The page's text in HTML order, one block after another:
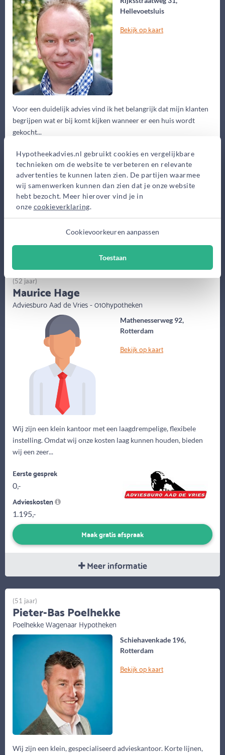
Hypotheekadvies.nl gebruikt cookies en vergelijkbare
technieken om de website te verbeteren en relevante
advertenties te kunnen laten zien. De partijen waarmee
wij samenwerken kunnen dan zien dat je onze website
hebt bezocht. Meer hierover vind je in
onze cookieverklaring.
Cookievoorkeuren aanpassen
Toestaan
Hellevoetsluis
Bekijk op kaart
Voor een duidelijk advies vind ik het belangrijk dat mijn klanten
begrijpen wat er bij komt kijken wanneer er een huis wordt
gekocht...
Eerste gesprek
0,-
Advieskosten
2.450,-
Maak gratis afspraak
Meer informatie
Mathenesserweg 92,
Rotterdam
Bekijk op kaart
Wij zijn een klein kantoor met een laagdrempelige, flexibele
instelling. Omdat wij onze kosten laag kunnen houden, bieden
wij een zeer...
(52 jaar)
Maurice Hage
Adviesburo Aad de Vries - 010hypotheken
Eerste gesprek
0,-
Advieskosten
1.195,-
Maak gratis afspraak
Meer informatie
Schiehavenkade 196,
Rotterdam
Bekijk op kaart
Wij zijn een klein, gespecialiseerd advieskantoor. Korte lijnen,
(51 jaar)
Pieter-Bas Poelhekke
Poelhekke Wagenaar Hypotheken